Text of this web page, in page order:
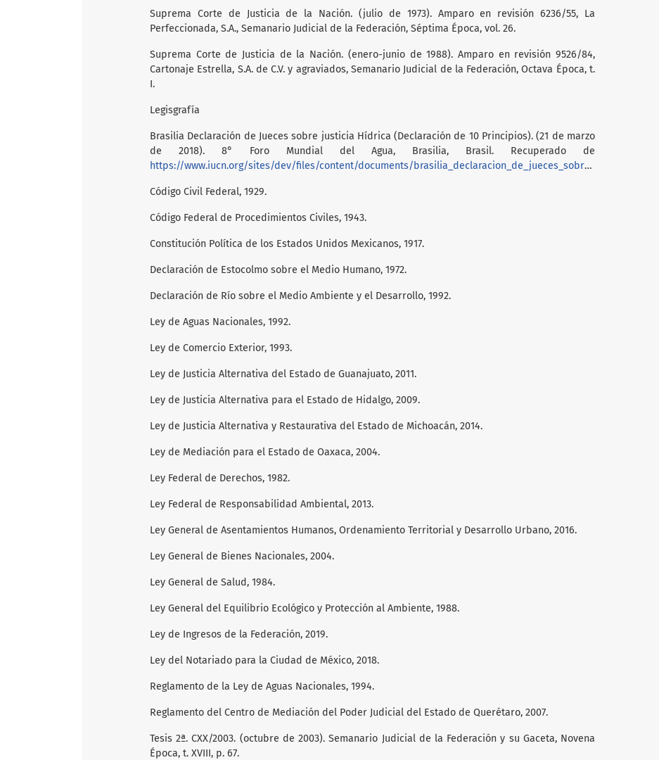
Suprema Corte de Justicia de la Nación. (julio de 1973). Amparo en revisión 6236/55, La
Perfeccionada, S.A., Semanario Judicial de la Federación, Séptima Época, vol. 26.
Suprema Corte de Justicia de la Nación. (enero-junio de 1988). Amparo en revisión 9526/84,
Cartonaje Estrella, S.A. de C.V. y agraviados, Semanario Judicial de la Federación, Octava Época, t.
I.
Legisgrafía
Brasilia Declaración de Jueces sobre justicia Hídrica (Declaración de 10 Principios). (21 de marzo
de 2018). 8° Foro Mundial del Agua, Brasilia, Brasil. Recuperado de
https://www.iucn.org/sites/dev/files/content/documents/brasilia_declaracion_de_jueces_sobre_justicia_hidrica_spanish_unofficial_translation_0.pdf
Código Civil Federal, 1929.
Código Federal de Procedimientos Civiles, 1943.
Constitución Política de los Estados Unidos Mexicanos, 1917.
Declaración de Estocolmo sobre el Medio Humano, 1972.
Declaración de Río sobre el Medio Ambiente y el Desarrollo, 1992.
Ley de Aguas Nacionales, 1992.
Ley de Comercio Exterior, 1993.
Ley de Justicia Alternativa del Estado de Guanajuato, 2011.
Ley de Justicia Alternativa para el Estado de Hidalgo, 2009.
Ley de Justicia Alternativa y Restaurativa del Estado de Michoacán, 2014.
Ley de Mediación para el Estado de Oaxaca, 2004.
Ley Federal de Derechos, 1982.
Ley Federal de Responsabilidad Ambiental, 2013.
Ley General de Asentamientos Humanos, Ordenamiento Territorial y Desarrollo Urbano, 2016.
Ley General de Bienes Nacionales, 2004.
Ley General de Salud, 1984.
Ley General del Equilibrio Ecológico y Protección al Ambiente, 1988.
Ley de Ingresos de la Federación, 2019.
Ley del Notariado para la Ciudad de México, 2018.
Reglamento de la Ley de Aguas Nacionales, 1994.
Reglamento del Centro de Mediación del Poder Judicial del Estado de Querétaro, 2007.
Tesis 2ª. CXX/2003. (octubre de 2003). Semanario Judicial de la Federación y su Gaceta, Novena
Época, t. XVIII, p. 67.